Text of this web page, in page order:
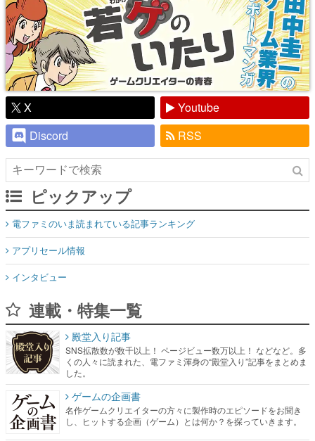
X
Youtube
Discord
RSS
ピックアップ
電ファミのいま読まれている記事ランキング
アプリセール情報
インタビュー
連載・特集一覧
殿堂入り記事
SNS拡散数が数千以上！ ページビュー数万以上！ などなど。多
くの人々に読まれた、電ファミ渾身の“殿堂入り”記事をまとめま
した。
ゲームの企画書
名作ゲームクリエイターの方々に製作時のエピソードをお聞き
し、ヒットする企画（ゲーム）とは何か？を探っていきます。